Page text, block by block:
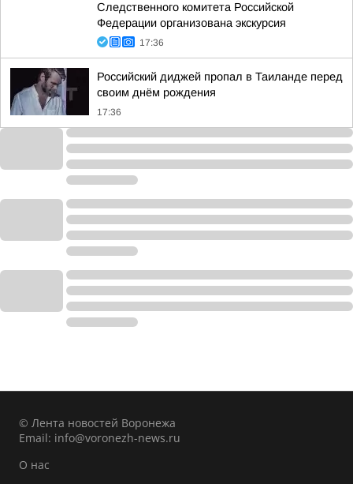
Следственного комитета Российской
Федерации организована экскурсия
17:36
Российский диджей пропал в Таиланде перед
своим днём рождения
17:36
© Лента новостей Воронежа
Email: info@voronezh-news.ru
О нас